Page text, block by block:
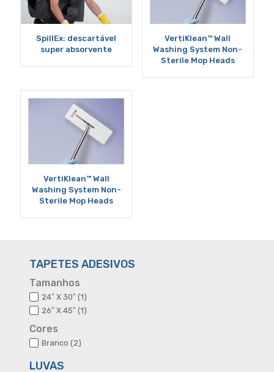
SpillEx: descartável
super absorvente
VertiKlean™ Wall
Washing System Non-
Sterile Mop Heads
VertiKlean™ Wall
Washing System Non-
Sterile Mop Heads
TAPETES ADESIVOS
Tamanhos
24″ X 30″ 11
produto
26″ X 45″ 11
Cores
Branco 22
LUVAS